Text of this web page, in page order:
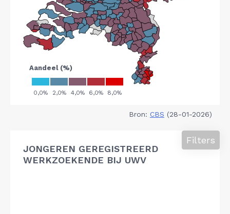
Bron: CBS (28-01-2026)
JONGEREN GEREGISTREERD
WERKZOEKENDE BIJ UWV
Filters